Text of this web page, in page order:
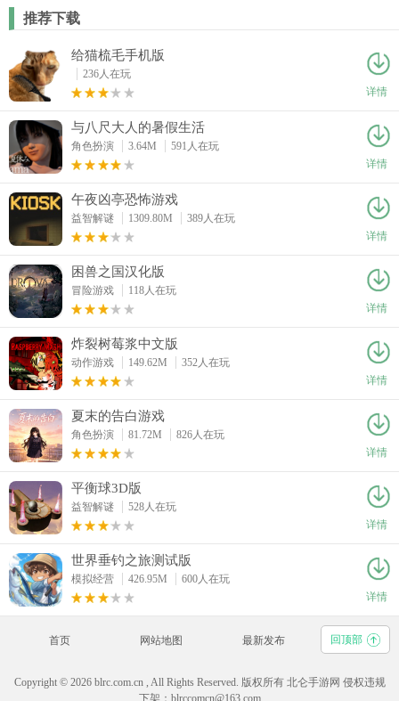
推荐下载
给猫梳毛手机版
236人在玩
详情
与八尺大人的暑假生活
角色扮演 3.64M
591人在玩
详情
午夜凶亭恐怖游戏
益智解谜 1309.80M
389人在玩
详情
困兽之国汉化版
冒险游戏
118人在玩
详情
炸裂树莓浆中文版
动作游戏 149.62M
352人在玩
详情
夏末的告白游戏
角色扮演 81.72M
826人在玩
详情
平衡球3D版
益智解谜
528人在玩
详情
世界垂钓之旅测试版
模拟经营 426.95M
600人在玩
详情
首页 网站地图 最新发布 回顶部
Copyright © 2026 blrc.com.cn , All Rights Reserved. 版权所有 北仑手游网 侵权违规
下架：blrccomcn@163.com